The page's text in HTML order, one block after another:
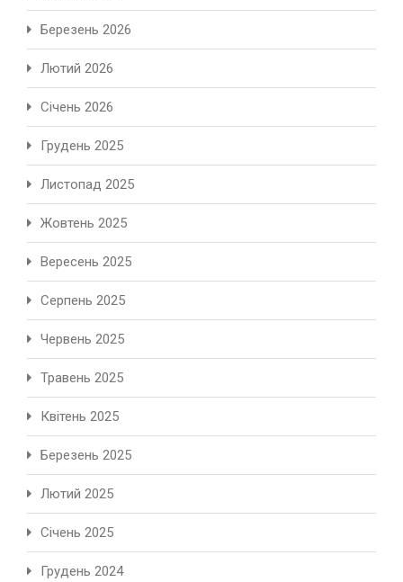
Березень 2026
Лютий 2026
Січень 2026
Грудень 2025
Листопад 2025
Жовтень 2025
Вересень 2025
Серпень 2025
Червень 2025
Травень 2025
Квітень 2025
Березень 2025
Лютий 2025
Січень 2025
Грудень 2024